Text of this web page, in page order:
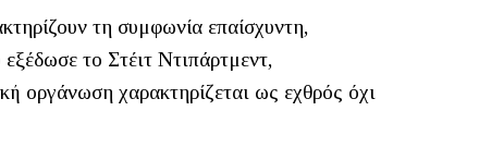
τη συμφωνία επαίσχυντη,
το Στέιτ Ντιπάρτμεντ,
οργάνωση χαρακτηρίζεται ως εχθρός όχι